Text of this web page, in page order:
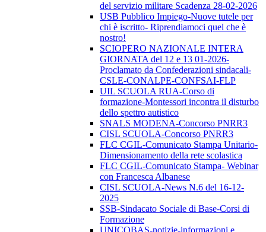
del servizio militare Scadenza 28-02-2026
USB Pubblico Impiego-Nuove tutele per
chi è iscritto- Riprendiamoci quel che è
nostro!
SCIOPERO NAZIONALE INTERA
GIORNATA del 12 e 13 01-2026-
Proclamato da Confederazioni sindacali-
CSLE-CONALPE-CONFSAI-FLP
UIL SCUOLA RUA-Corso di
formazione-Montessori incontra il disturbo
dello spettro autistico
SNALS MODENA-Concorso PNRR3
CISL SCUOLA-Concorso PNRR3
FLC CGIL-Comunicato Stampa Unitario-
Dimensionamento della rete scolastica
FLC CGIL-Comunicato Stampa- Webinar
con Francesca Albanese
CISL SCUOLA-News N.6 del 16-12-
2025
SSB-Sindacato Sociale di Base-Corsi di
Formazione